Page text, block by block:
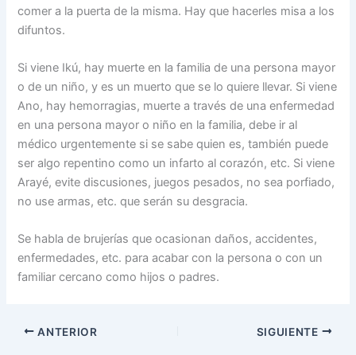
comer a la puerta de la misma. Hay que hacerles misa a los
difuntos.
Si viene Ikú, hay muerte en la familia de una persona mayor
o de un niño, y es un muerto que se lo quiere llevar. Si viene
Ano, hay hemorragias, muerte a través de una enfermedad
en una persona mayor o niño en la familia, debe ir al
médico urgentemente si se sabe quien es, también puede
ser algo repentino como un infarto al corazón, etc. Si viene
Arayé, evite discusiones, juegos pesados, no sea porfiado,
no use armas, etc. que serán su desgracia.
Se habla de brujerías que ocasionan daños, accidentes,
enfermedades, etc. para acabar con la persona o con un
familiar cercano como hijos o padres.
ANTERIOR SIGUIENTE